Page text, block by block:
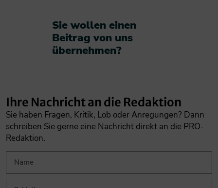
Sie wollen einen
Beitrag von uns
übernehmen?​
Ihre Nachricht an die Redaktion
Sie haben Fragen, Kritik, Lob oder Anregungen? Dann
schreiben Sie gerne eine Nachricht direkt an die PRO-
Redaktion.